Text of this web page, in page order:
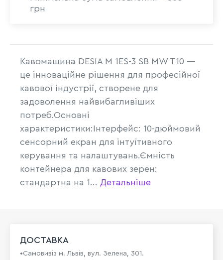
грн
Кавомашина DESIA M 1ES-3 SB MW T10 —
це інноваційне рішення для професійної
кавової індустрії, створене для
задоволення найвибагливіших
потреб.Основні
характеристики:Інтерфейс: 10-дюймовий
сенсорний екран для інтуїтивного
керування та налаштувань.Ємність
контейнера для кавових зерен:
стандартна на 1... Детальніше
ДОСТАВКА
•Самовивіз м. Львів, вул. Зелена, 301.